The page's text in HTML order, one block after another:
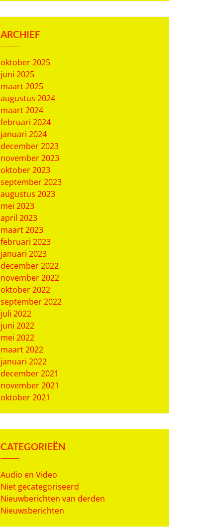
ARCHIEF
oktober 2025
juni 2025
maart 2025
augustus 2024
maart 2024
februari 2024
januari 2024
december 2023
november 2023
oktober 2023
september 2023
augustus 2023
mei 2023
april 2023
maart 2023
februari 2023
januari 2023
december 2022
november 2022
oktober 2022
september 2022
juli 2022
juni 2022
mei 2022
maart 2022
januari 2022
december 2021
november 2021
oktober 2021
CATEGORIEËN
Audio en Video
Niet gecategoriseerd
Nieuwberichten van derden
Nieuwsberichten